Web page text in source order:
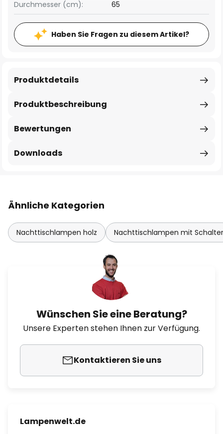
Durchmesser (cm):
65
Haben Sie Fragen zu diesem Artikel?
Produktbeschreibung
Produktdetails
Bewertungen
Downloads
Ähnliche Kategorien
Nachttischlampen holz Nachttischlampen mit Schalter
Wünschen Sie eine Beratung?
Unsere Experten stehen Ihnen zur Verfügung.
Kontaktieren Sie uns
Lampenwelt.de